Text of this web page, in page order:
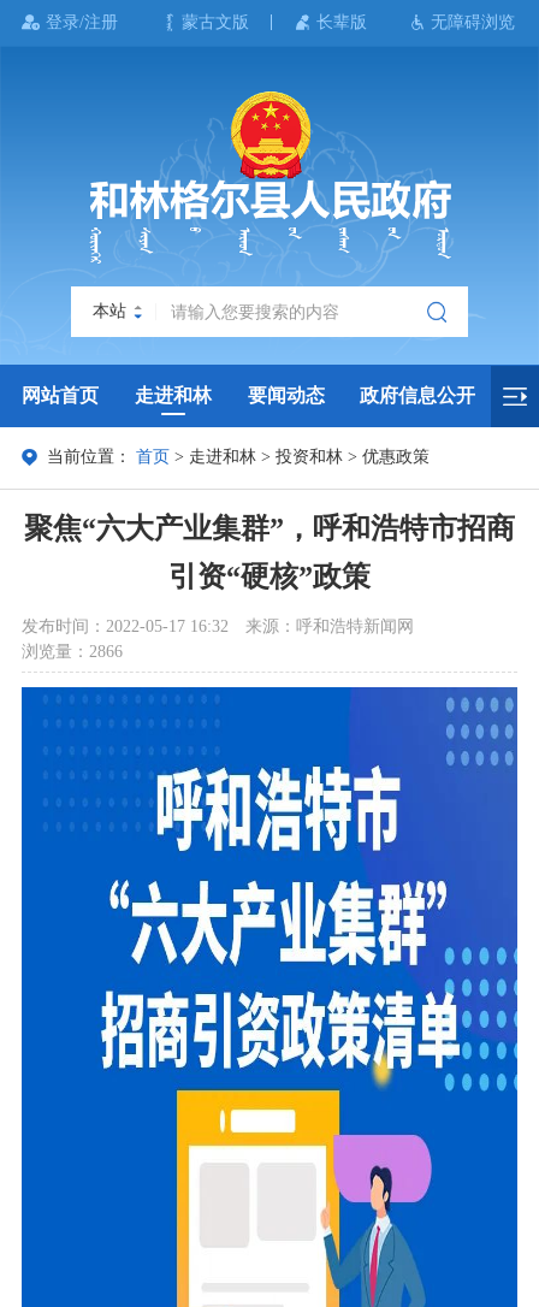
登录/注册 蒙古文版 长辈版 无障碍浏览
本站
网站首页 走进和林 要闻动态 政府信息公开
政务服务 政民互动 政府数据 专题专栏
当前位置：首页 > 走进和林 >投资和林 >优惠政策
聚焦“六大产业集群”，呼和浩特市招商
引资“硬核”政策
发布时间：2022-05-17 16:32
来源：呼和浩特新闻网
浏览量：2866